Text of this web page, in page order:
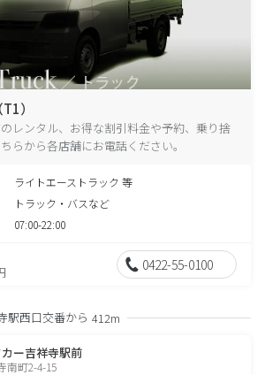
）
レンタル、お得な割引料金や予約、乗り捨
らから各店舗にお電話ください。
ライトエーストラック 等
トラック・バスなど
07:00-22:00
0422-55-0100
駅西口交番から 412m
ー吉祥寺駅前
南町2-4-15